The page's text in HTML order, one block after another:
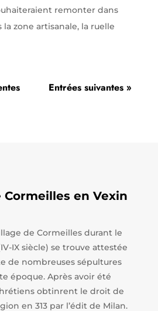
remonter dans
zone artisanale, la ruelle
Entrées suivantes »
Cormeilles en Vexin
de Cormeilles durant le
IX siècle) se trouve attestée
de nombreuses sépultures
époque. Après avoir été
obtinrent le droit de
en 313 par l’édit de Milan.